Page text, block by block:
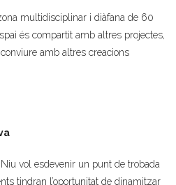
multidisciplinar i diàfana de 60
és compartit amb altres projectes,
amb altres creacions
vol esdevenir un punt de trobada
tindran l’oportunitat de dinamitzar